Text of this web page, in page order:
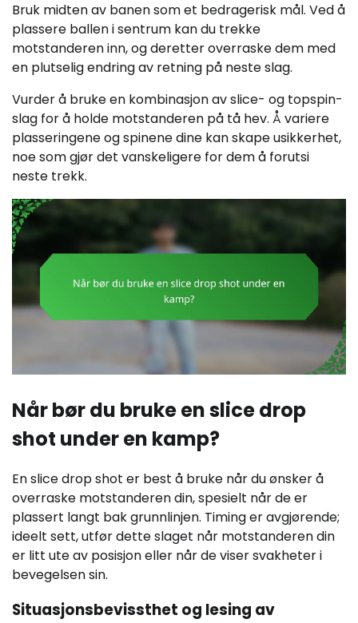
Bruk midten av banen som et bedragerisk mål. Ved å
plassere ballen i sentrum kan du trekke
motstanderen inn, og deretter overraske dem med
en plutselig endring av retning på neste slag.
Vurder å bruke en kombinasjon av slice- og topspin-
slag for å holde motstanderen på tå hev. Å variere
plasseringene og spinene dine kan skape usikkerhet,
noe som gjør det vanskeligere for dem å forutsi
neste trekk.
Når bør du bruke en slice drop
shot under en kamp?
En slice drop shot er best å bruke når du ønsker å
overraske motstanderen din, spesielt når de er
plassert langt bak grunnlinjen. Timing er avgjørende;
ideelt sett, utfør dette slaget når motstanderen din
er litt ute av posisjon eller når de viser svakheter i
bevegelsen sin.
Situasjonsbevissthet og lesing av